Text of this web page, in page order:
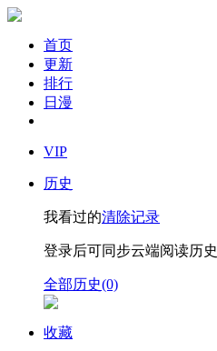
首页
更新
排行
日漫
VIP
历史
我看过的清除记录
登录后可同步云端阅读历史
全部历史(0)
收藏